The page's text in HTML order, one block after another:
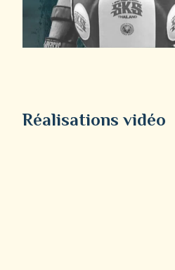
Réalisations vidéo